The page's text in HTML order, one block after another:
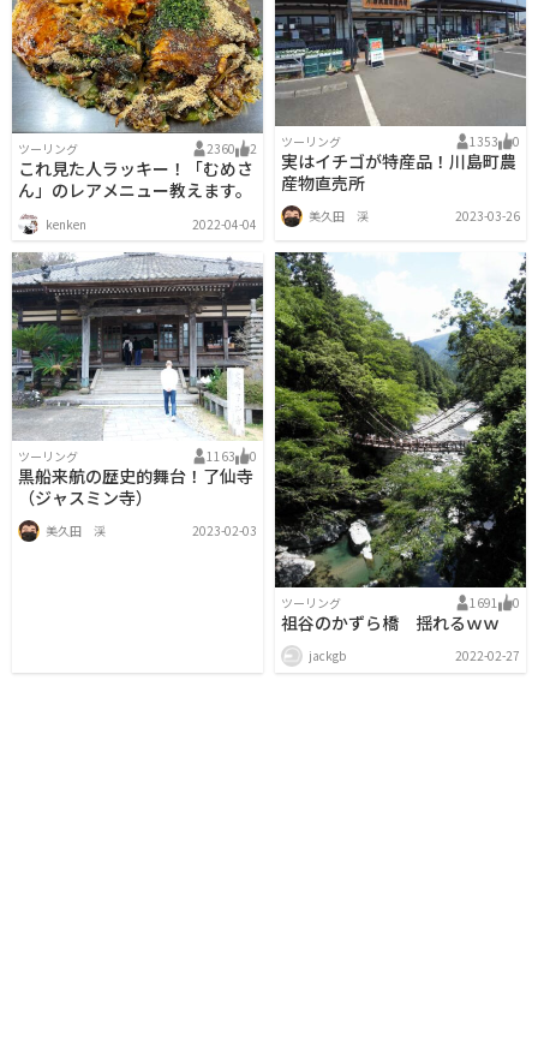
ツーリング 2360 2
これ見た人ラッキー！「むめさ
ん」のレアメニュー教えます。
kenken 2022-04-04
ツーリング 1353 0
実はイチゴが特産品！川島町農
産物直売所
美久田 渓 2023-03-26
ツーリング 1163 0
黒船来航の歴史的舞台！了仙寺
（ジャスミン寺）
美久田 渓 2023-02-03
ツーリング 1691 0
祖谷のかずら橋 揺れるｗｗ
jackgb 2022-02-27